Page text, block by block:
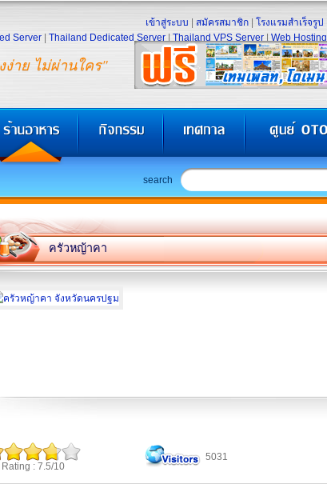
ง่าย ไม่ผ่านใคร"
เข้าสู่ระบบ สมัครสมาชิก โรงแรมสำเร็จรูป
Server
Thailand Dedicated Server Thailand VPS Server Web Hosting
search
ครัวหญ้าคา
Rating : 7.5/10
5031